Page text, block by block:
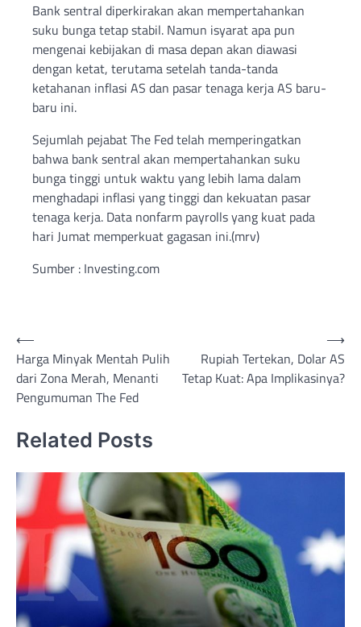
Bank sentral diperkirakan akan mempertahankan
suku bunga tetap stabil. Namun isyarat apa pun
mengenai kebijakan di masa depan akan diawasi
dengan ketat, terutama setelah tanda-tanda
ketahanan inflasi AS dan pasar tenaga kerja AS baru-
baru ini.
Sejumlah pejabat The Fed telah memperingatkan
bahwa bank sentral akan mempertahankan suku
bunga tinggi untuk waktu yang lebih lama dalam
menghadapi inflasi yang tinggi dan kekuatan pasar
tenaga kerja. Data nonfarm payrolls yang kuat pada
hari Jumat memperkuat gagasan ini.(mrv)
Sumber : Investing.com
Post
navigation
⟵
Harga Minyak Mentah Pulih
dari Zona Merah, Menanti
Pengumuman The Fed
Rupiah Tertekan, Dolar AS
Tetap Kuat: Apa Implikasinya?
⟶
Related Posts